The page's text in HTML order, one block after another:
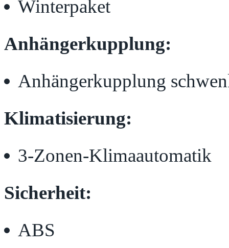
Winterpaket
Anhängerkupplung:
Anhängerkupplung
Klimatisierung:
3-Zonen-Klimaautomatik
Sicherheit:
ABS